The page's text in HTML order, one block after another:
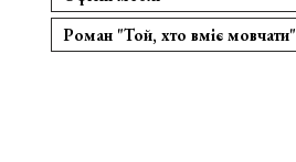
Роман "Той, хто вміє мовчати"